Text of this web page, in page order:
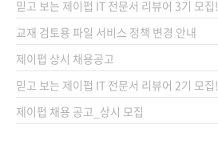
믿고 보는 제이펍 IT 전문서 리뷰어 3기 모집!
교재 검토용 파일 서비스 정책 변경 안내
제이펍 상시 채용공고
믿고 보는 제이펍 IT 전문서 리뷰어 2기 모집!
제이펍 채용 공고_상시 모집